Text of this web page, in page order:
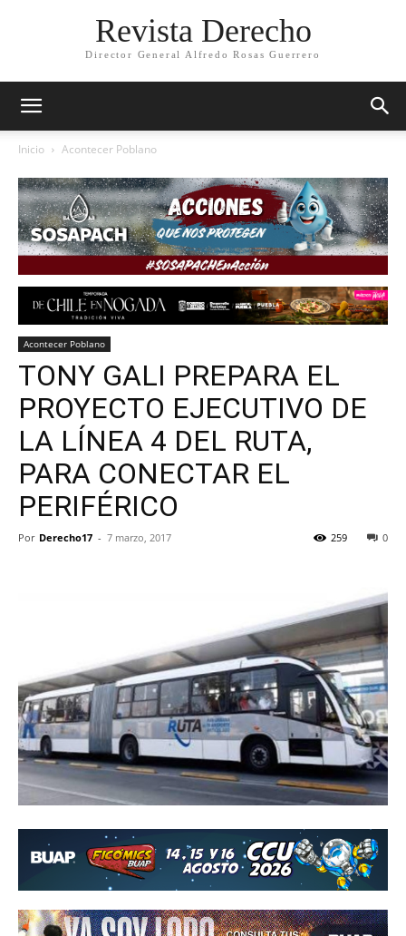
Revista Derecho
Director General Alfredo Rosas Guerrero
Inicio Acontecer Poblano
Acontecer Poblano
TONY GALI PREPARA EL
PROYECTO EJECUTIVO DE
LA LÍNEA 4 DEL RUTA,
PARA CONECTAR EL
PERIFÉRICO
Por Derecho17 - 7 marzo, 2017 0
259